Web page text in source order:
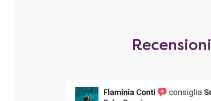
Recensioni